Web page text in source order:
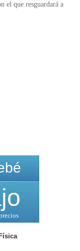
el que resguardará a